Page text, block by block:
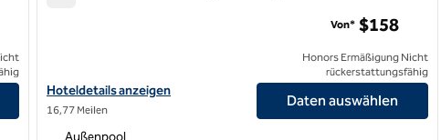
Hoteldetails für das Hilton Garden Inn Los Angeles/Hollywood anzeigen
Hoteldetails anzeigen
16,77 Meilen
Von* $158
Honors Ermäßigung Nicht
rückerstattungsfähig
Daten auswählen